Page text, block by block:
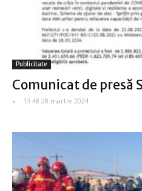
Publicitate
Comunicat de presă
- - 13:48 28 martie 2024